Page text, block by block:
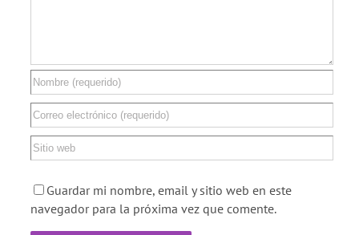
Guardar mi nombre, email y sitio web en este
navegador para la próxima vez que comente.